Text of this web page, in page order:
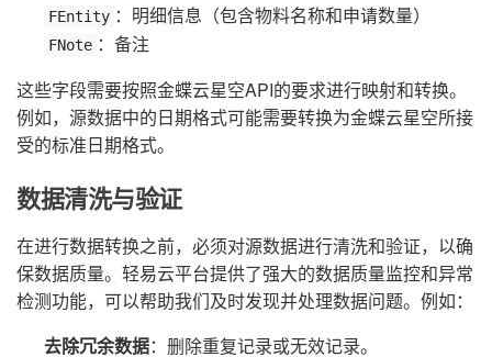
FEntity ：明细信息（包含物料名称和申请数量）
FNote ：备注
这些字段需要按照金蝶云星空API的要求进行映射和转换。
例如，源数据中的日期格式可能需要转换为金蝶云星空所接
受的标准日期格式。
数据清洗与验证
在进行数据转换之前，必须对源数据进行清洗和验证，以确
保数据质量。轻易云平台提供了强大的数据质量监控和异常
检测功能，可以帮助我们及时发现并处理数据问题。例如：
去除冗余数据：删除重复记录或无效记录。